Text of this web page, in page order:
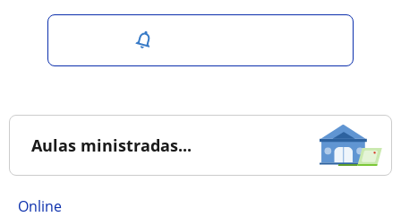
Aulas ministradas...
online